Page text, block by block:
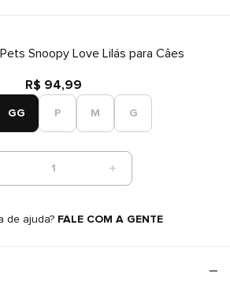
Snoopy Love Lilás para Câes
R$ 94,99
GG P M G
1
de ajuda? FALE COM A GENTE